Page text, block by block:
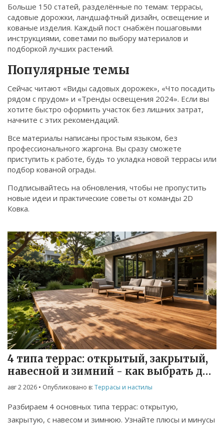
© 2026. Все права защищены.
Больше 150 статей, разделённые по темам: террасы,
садовые дорожки, ландшафтный дизайн, освещение и
кованые изделия. Каждый пост снабжён пошаговыми
инструкциями, советами по выбору материалов и
подборкой лучших растений.
Популярные темы
Сейчас читают «Виды садовых дорожек», «Что посадить
рядом с прудом» и «Тренды освещения 2024». Если вы
хотите быстро оформить участок без лишних затрат,
начните с этих рекомендаций.
Все материалы написаны простым языком, без
профессионального жаргона. Вы сразу сможете
приступить к работе, будь то укладка новой террасы или
подбор кованой ограды.
Подписывайтесь на обновления, чтобы не пропустить
новые идеи и практические советы от команды 2D
Ковка.
4 типа террас: открытый, закрытый,
навесной и зимний - как выбрать для
вашего сада
авг 2 2026 • Опубликовано в: Террасы и настилы
Разбираем 4 основных типа террас: открытую,
закрытую, с навесом и зимнюю. Узнайте плюсы и минусы